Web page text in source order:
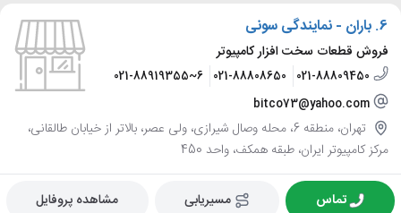
6. باران - نمایندگی سونی
فروش قطعات سخت افزار کامپیوتر
021-88809450
021-88808650
021-88919355~6
bitco73@yahoo.com
تهران، منطقه 6، محله وصال شیرازی، ولی عصر، بالاتر از خیابان طالقانی،
مرکز کامپیوتر ایران، طبقه همکف، واحد 450
تماس مسیریابی مشاهده پروفایل